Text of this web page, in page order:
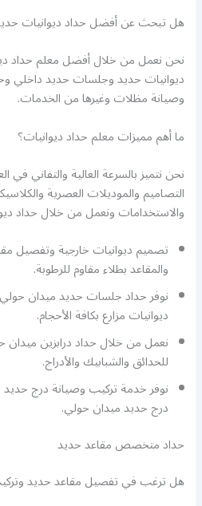
هل تبحث عن أفضل حداد ديوانيات
نحن نعمل من خلال أفضل معلم حداد
ديوانيات حديد وجلسات حديد داخلي
وصيانة مظلات وغيرها من الخدمات.
ما أهم مميزات معلم حداد ديوانيات؟
نحن نتميز بالسرعة العالية والتفاني
التصاميم والموديلات العصرية
والاستخدامات ونعمل من خلال حداد
تصميم ديوانيات خارجية وتفصيل
والمقاعد بطلاء مقاوم للرطوبة.
نوفر حداد جلسات حديد ميدان
ديوانيات مزارع بكافة الأحجام.
نعمل من خلال حداد درابزين
للحدائق والشبابيك والأدراج.
نوفر خدمة تركيب وصيانة درج
درج حديد ميدان حولي.
حداد متخصص مقاعد حديد
هل ترغب في تفصيل مقاعد حديد